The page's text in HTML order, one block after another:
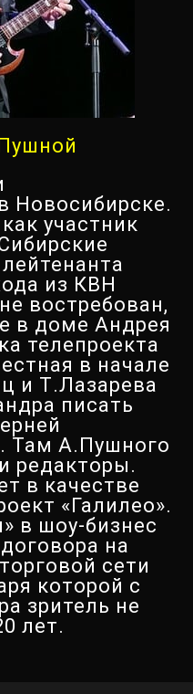
Новосибирске.
участник
из КВН
востребован,
в доме Андрея
телепроекта
в начале
и Т.Лазарева
писать
Там А.Пушного
редакторы.
в качестве
«Галилео».
в шоу-бизнес
на
сети
которой с
зритель не
лет.